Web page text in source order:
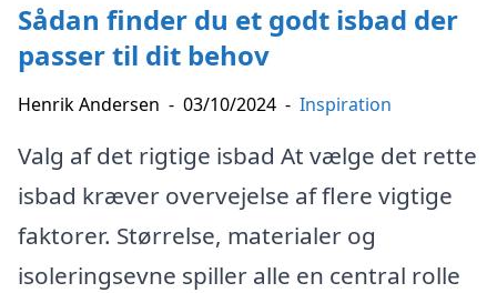
Sådan finder du et godt isbad der
passer til dit behov
Henrik Andersen - 03/10/2024 - Inspiration
Valg af det rigtige isbad At vælge det rette
isbad kræver overvejelse af flere vigtige
faktorer. Størrelse, materialer og
isoleringsevne spiller alle en central rolle